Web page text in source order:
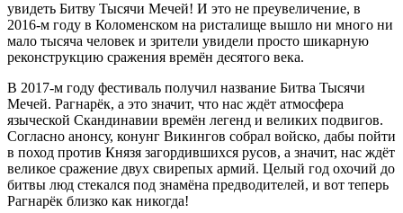
увидеть Битву Тысячи Мечей! И это не преувеличение, в
2016-м году в Коломенском на ристалище вышло ни много ни
мало тысяча человек и зрители увидели просто шикарную
реконструкцию сражения времён десятого века.
В 2017-м году фестиваль получил название Битва Тысячи
Мечей. Рагнарёк, а это значит, что нас ждёт атмосфера
языческой Скандинавии времён легенд и великих подвигов.
Согласно анонсу, конунг Викингов собрал войско, дабы пойти
в поход против Князя загордившихся русов, а значит, нас ждёт
великое сражение двух свирепых армий. Целый год охочий до
битвы люд стекался под знамёна предводителей, и вот теперь
Рагнарёк близко как никогда!